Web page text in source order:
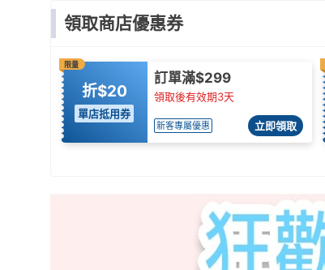
領取商店優惠券
限量
折$20
單店抵用券
訂單滿$299
領取後有效期3天
新客專屬優惠 立即領取